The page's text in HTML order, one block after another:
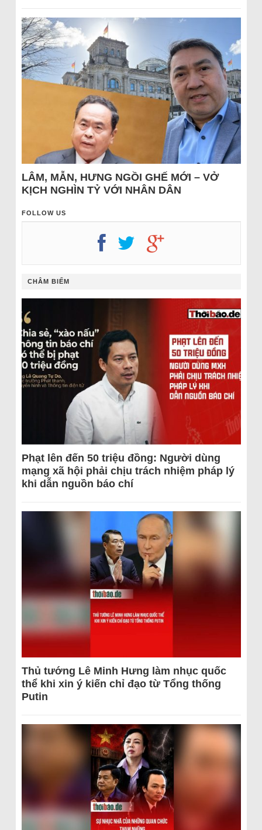
LÂM, MẪN, HƯNG NGỒI GHẾ MỚI – VỞ
KỊCH NGHÌN TỶ VỚI NHÂN DÂN
FOLLOW US
CHÂM BIẾM
Phạt lên đến 50 triệu đồng: Người dùng
mạng xã hội phải chịu trách nhiệm pháp lý
khi dẫn nguồn báo chí
Thủ tướng Lê Minh Hưng làm nhục quốc
thể khi xin ý kiến chỉ đạo từ Tổng thống
Putin